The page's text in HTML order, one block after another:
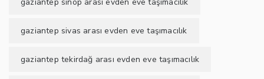
gaziantep sivas arası evden eve taşımacılık
gaziantep tekirdağ arası evden eve taşımacılık